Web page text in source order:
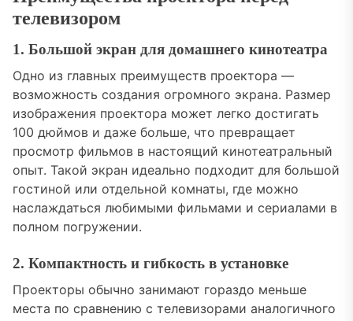
телевизором
1. Большой экран для домашнего кинотеатра
Одно из главных преимуществ проектора —
возможность создания огромного экрана. Размер
изображения проектора может легко достигать
100 дюймов и даже больше, что превращает
просмотр фильмов в настоящий кинотеатральный
опыт. Такой экран идеально подходит для большой
гостиной или отдельной комнаты, где можно
наслаждаться любимыми фильмами и сериалами в
полном погружении.
2. Компактность и гибкость в установке
Проекторы обычно занимают гораздо меньше
места по сравнению с телевизорами аналогичного